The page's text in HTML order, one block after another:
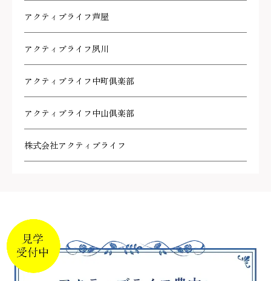
アクティブライフ芦屋
アクティブライフ夙川
アクティブライフ中町倶楽部
アクティブライフ中山倶楽部
株式会社アクティブライフ